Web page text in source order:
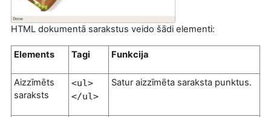
HTML dokumentā sarakstus veido šādi elementi:
Elements Tagi Funkcija
Aizzīmēts
saraksts
<ul>
</ul>
Satur aizzīmēta saraksta punktus.